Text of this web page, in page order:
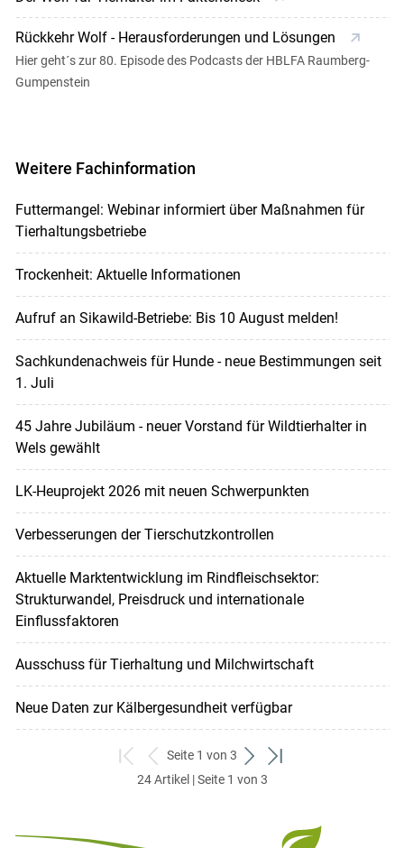
Rückkehr Wolf - Herausforderungen und Lösungen
Hier geht´s zur 80. Episode des Podcasts der HBLFA Raumberg-
Gumpenstein
Weitere Fachinformation
Futtermangel: Webinar informiert über Maßnahmen für
Tierhaltungsbetriebe
Trockenheit: Aktuelle Informationen
Aufruf an Sikawild-Betriebe: Bis 10 August melden!
Sachkundenachweis für Hunde - neue Bestimmungen seit
1. Juli
45 Jahre Jubiläum - neuer Vorstand für Wildtierhalter in
Wels gewählt
LK-Heuprojekt 2026 mit neuen Schwerpunkten
Verbesserungen der Tierschutzkontrollen
Aktuelle Marktentwicklung im Rindfleischsektor:
Strukturwandel, Preisdruck und internationale
Einflussfaktoren
Ausschuss für Tierhaltung und Milchwirtschaft
Neue Daten zur Kälbergesundheit verfügbar
zum
ersten
zurück
zum
Seite 1 von 3
weiter
zum
zum
24 Artikel | Seite 1 von 3